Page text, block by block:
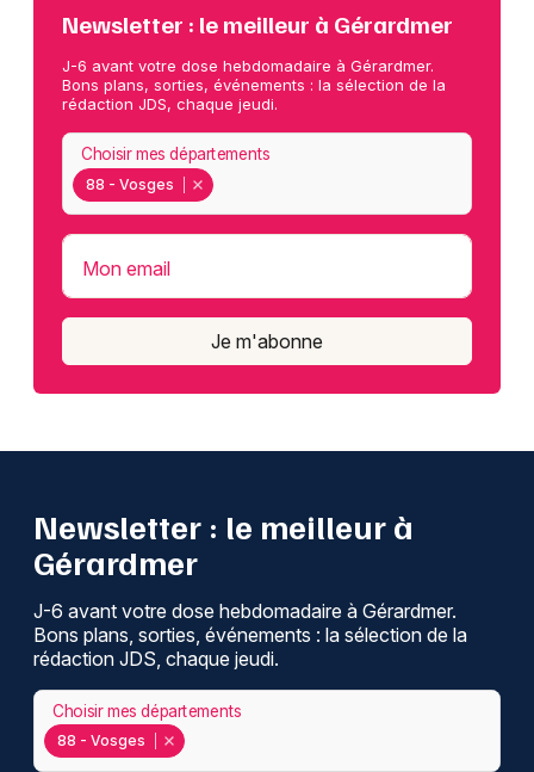
Newsletter : le meilleur à Gérardmer
J-6 avant votre dose hebdomadaire à Gérardmer.
Bons plans, sorties, événements : la sélection de la
rédaction JDS, chaque jeudi.
88 - Vosges
Choisir mes départements
Mon email
Je m'abonne
Newsletter : le meilleur à
Gérardmer
J-6 avant votre dose hebdomadaire à Gérardmer.
Bons plans, sorties, événements : la sélection de la
rédaction JDS, chaque jeudi.
88 - Vosges
Choisir mes départements